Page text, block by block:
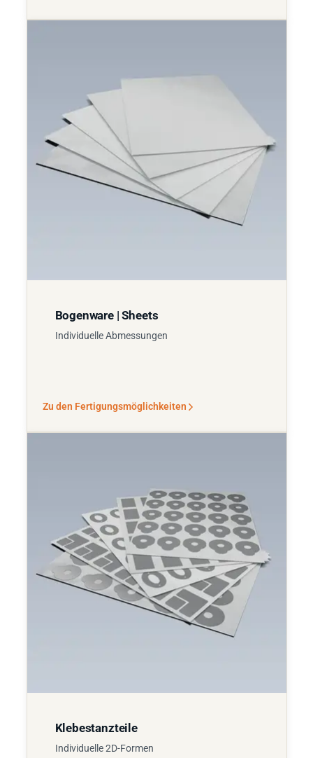
Bogenware | Sheets
Individuelle Abmessungen
Zu den Fertigungsmöglichkeiten
Klebestanzteile
Individuelle 2D-Formen